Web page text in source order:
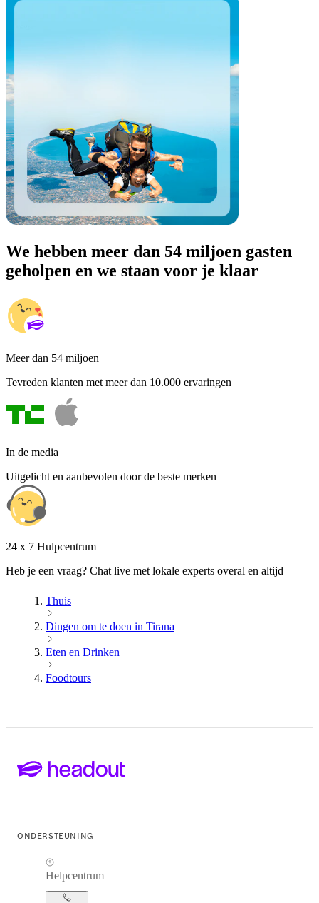
We hebben meer dan 54 miljoen gasten
geholpen en we staan voor je klaar
Meer dan 54 miljoen
Tevreden klanten met meer dan 10.000 ervaringen
In de media
Uitgelicht en aanbevolen door de beste merken
24 x 7 Hulpcentrum
Heb je een vraag? Chat live met lokale experts overal en altijd
Thuis
Dingen om te doen in Tirana
Eten en Drinken
Foodtours
ONDERSTEUNING
Helpcentrum